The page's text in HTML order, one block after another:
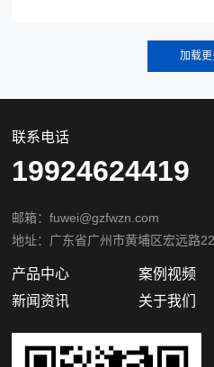
联系电话
19924624419
邮箱：fuwei@gzfwzn.com
地址：广东省广州市黄埔区宏远路
产品中心 案例视频
新闻资讯
关于我们